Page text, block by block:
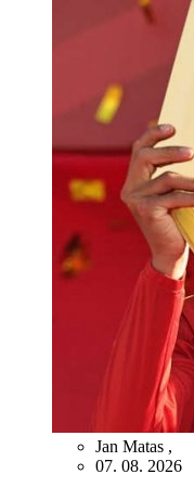
Jan Matas ,
07. 08. 2026